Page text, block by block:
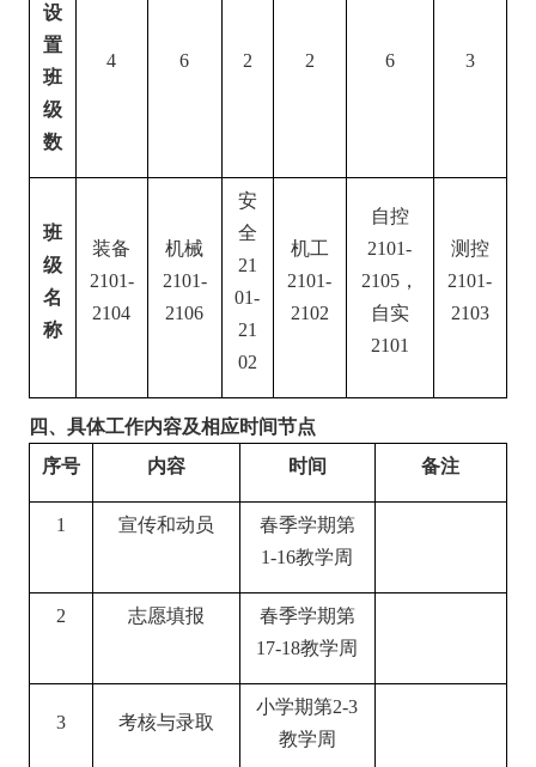
设
置
班
级
数
4 6 2 2 6 3
班
级
名
称
装备
2101-
2104
机械
2101-
2106
安
全
21
01-
21
02
机工
2101-
2102
自控
2101-
2105，
自实
2101
测控
2101-
2103
四、具体工作内容及相应时间节点
序号
内容 时间 备注
1 宣传和动员
春季学期第
1-16教学周
2 志愿填报
春季学期第
17-18教学周
3 考核与录取
小学期第2-3
教学周